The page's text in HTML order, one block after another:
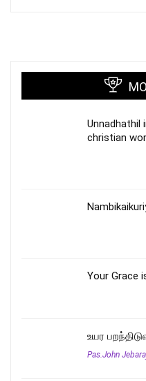
Unnadhathil
christian
Your Grace
உயர
Pas.John